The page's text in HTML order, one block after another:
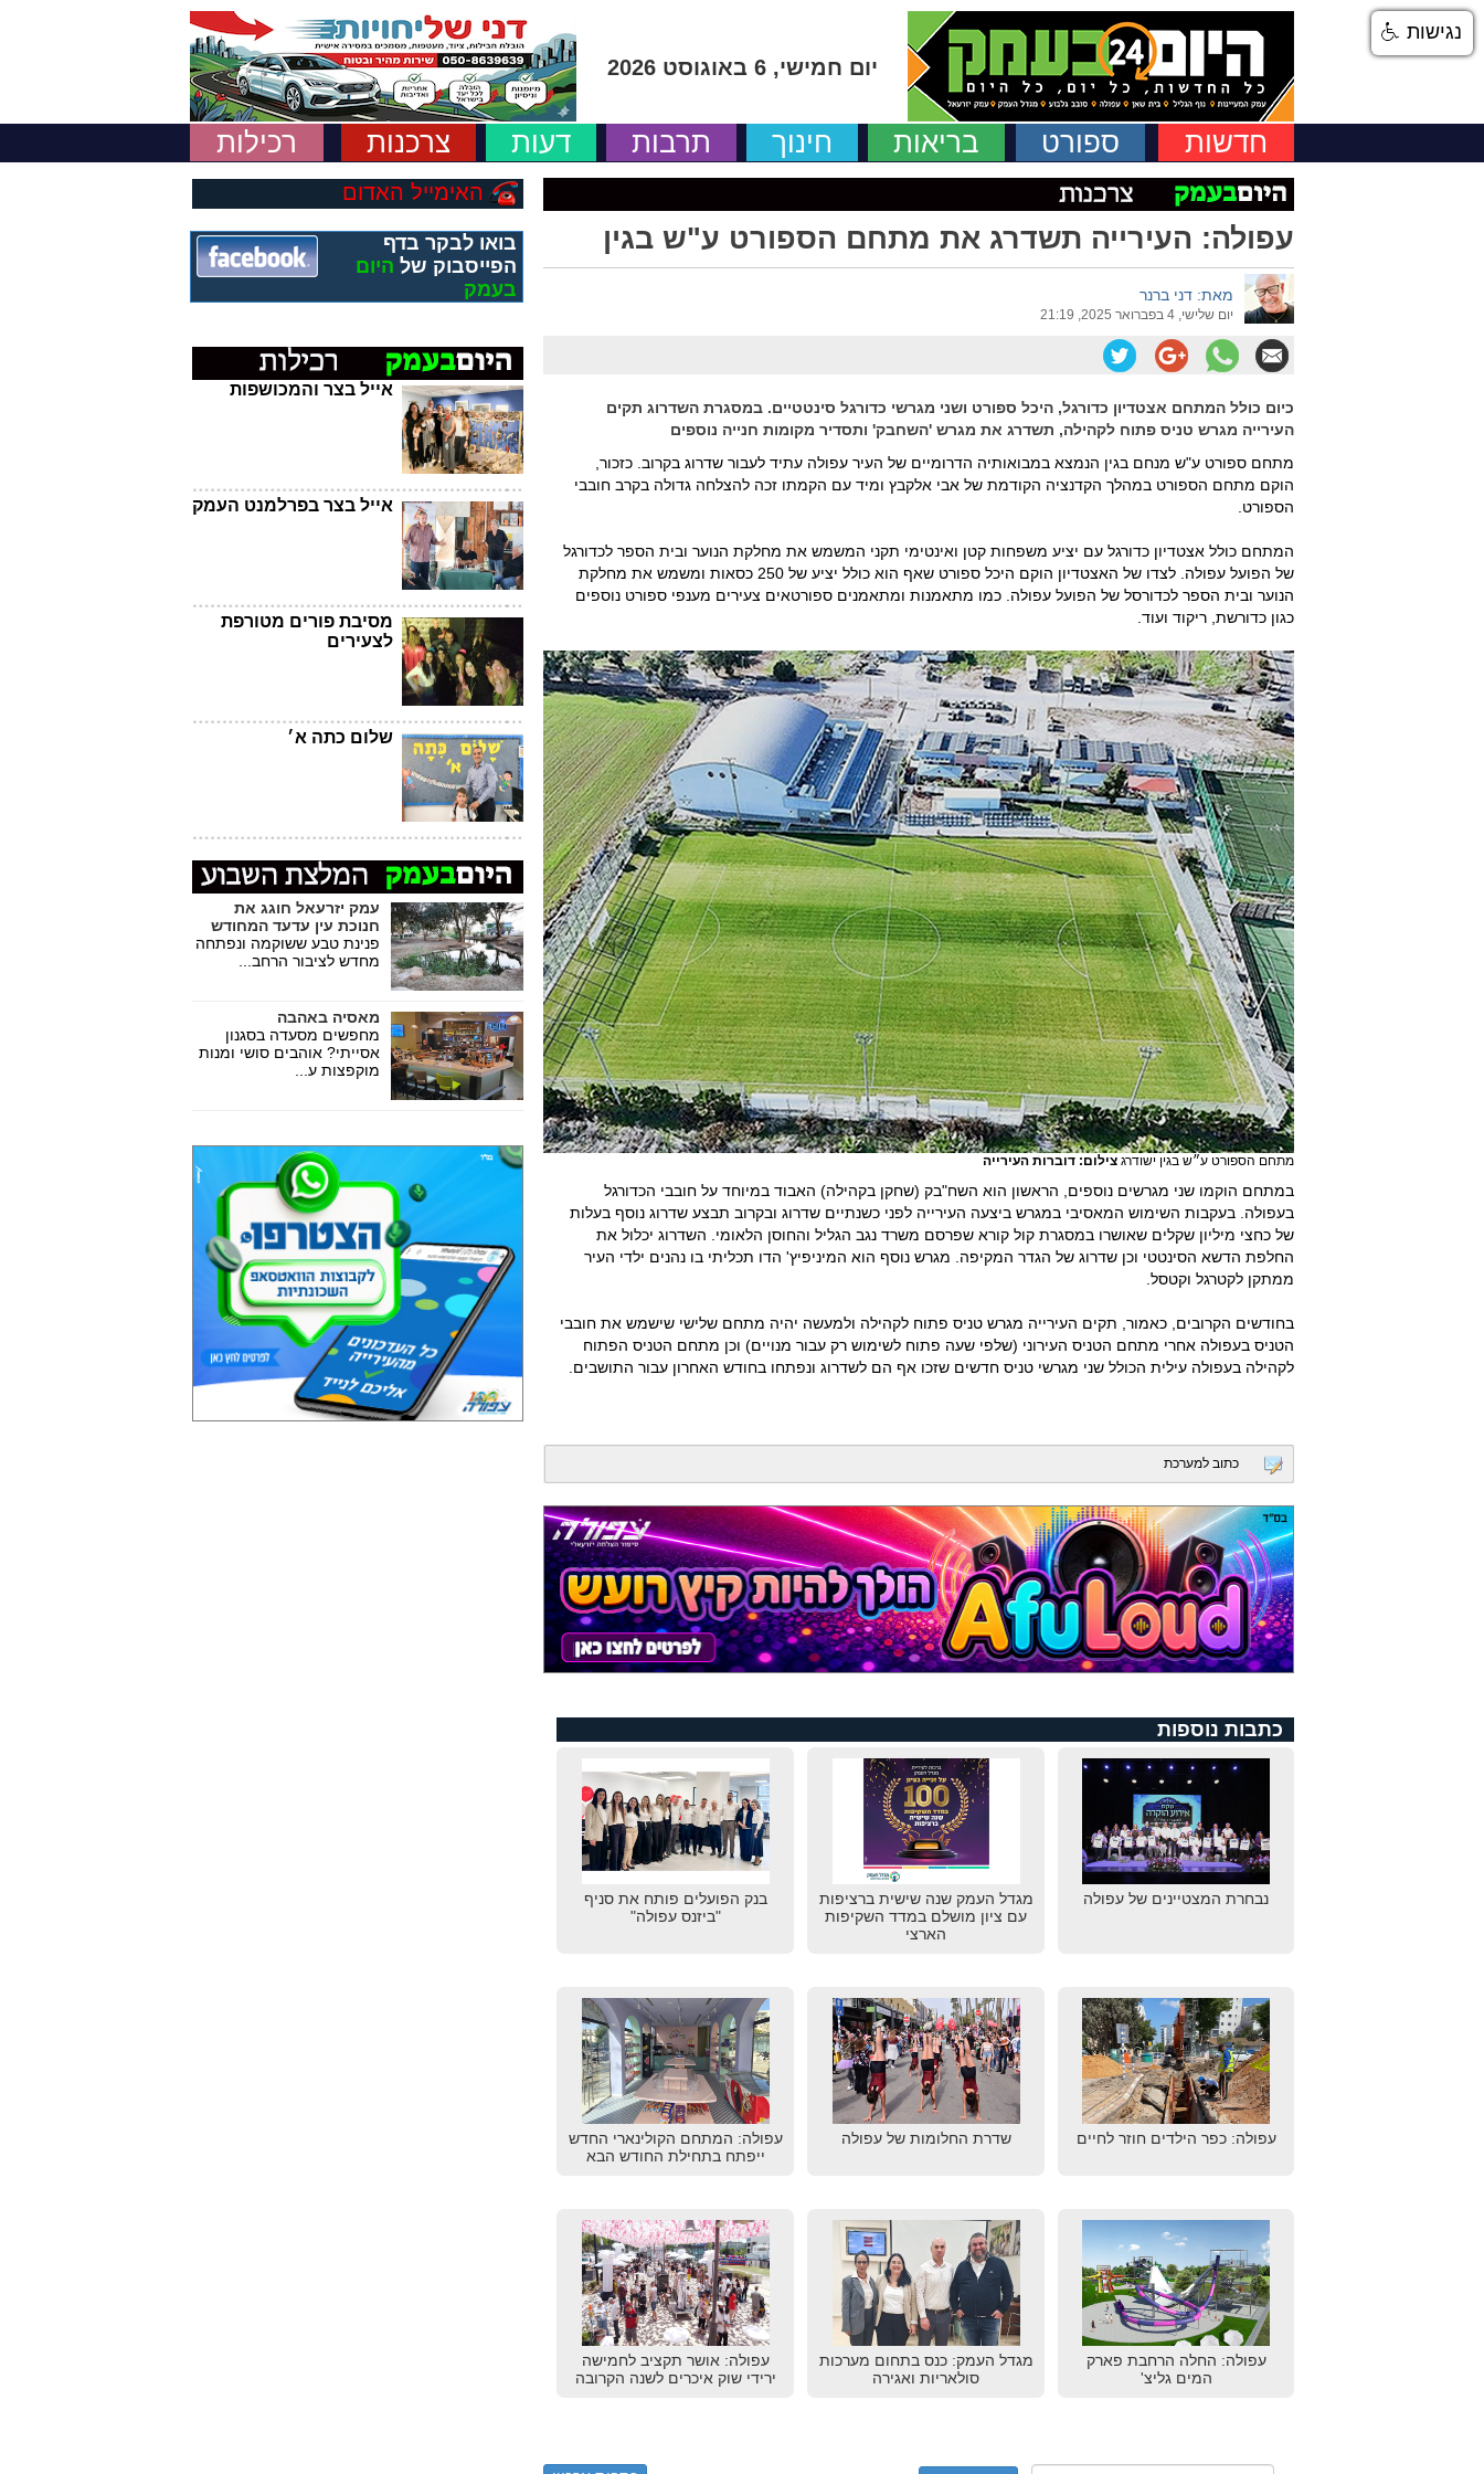
יום חמישי, 6 באוגוסט 2026
חדשות ספורט בריאות חינוך תרבות דעות צרכנות רכילות
עפולה: העירייה תשדרג את מתחם הספורט ע"ש בגין
מאת: דני ברנר
יום שלישי, 4 בפברואר 2025, 21:19
כיום כולל המתחם אצטדיון כדורגל, היכל ספורט ושני מגרשי כדורגל סינטטיים. במסגרת השדרוג תקים
העירייה מגרש טניס פתוח לקהילה, תשדרג את מגרש 'השחבק' ותסדיר מקומות חנייה נוספים
מתחם ספורט ע"ש מנחם בגין הנמצא במבואותיה הדרומיים של העיר עפולה עתיד לעבור שדרוג בקרוב. כזכור,
הוקם מתחם הספורט במהלך הקדנציה הקודמת של אבי אלקבץ ומיד עם הקמתו זכה להצלחה גדולה בקרב חובבי
הספורט.
המתחם כולל אצטדיון כדורגל עם יציע משפחות קטן ואינטימי תקני המשמש את מחלקת הנוער ובית הספר לכדורגל
של הפועל עפולה. לצדו של האצטדיון הוקם היכל ספורט שאף הוא כולל יציע של 250 כסאות ומשמש את מחלקת
הנוער ובית הספר לכדורסל של הפועל עפולה. כמו מתאמנות ומתאמנים ספורטאים צעירים מענפי ספורט נוספים
כגון כדורשת, ריקוד ועוד.
מתחם הספורט ע״ש בגין ישודרג צילום: דוברות העירייה
במתחם הוקמו שני מגרשים נוספים, הראשון הוא השח"בק (שחקן בקהילה) האבוד במיוחד על חובבי הכדורגל
בעפולה. בעקבות השימוש המאסיבי במגרש ביצעה העירייה לפני כשנתיים שדרוג ובקרוב תבצע שדרוג נוסף בעלות
של כחצי מיליון שקלים שאושרו במסגרת קול קורא שפרסם משרד נגב הגליל והחוסן הלאומי. השדרוג יכלול את
החלפת הדשא הסינטטי וכן שדרוג של הגדר המקיפה. מגרש נוסף הוא המיניפיץ' הדו תכליתי בו נהנים ילדי העיר
ממתקן לקטרגל וקטסל.
בחודשים הקרובים, כאמור, תקים העירייה מגרש טניס פתוח לקהילה ולמעשה יהיה מתחם שלישי שישמש את חובבי
הטניס בעפולה אחרי מתחם הטניס העירוני (שלפי שעה פתוח לשימוש רק עבור מנויים) וכן מתחם הטניס הפתוח
לקהילה בעפולה עילית הכולל שני מגרשי טניס חדשים שזכו אף הם לשדרוג ונפתחו בחודש האחרון עבור התושבים.
כתוב למערכת
כתבות נוספות
נבחרת המצטיינים של עפולה
מגדל העמק שנה שישית ברציפות
עם ציון מושלם במדד השקיפות
הארצי
בנק הפועלים פותח את סניף
"ביזנס עפולה"
עפולה: כפר הילדים חוזר לחיים שדרת החלומות של עפולה
עפולה: המתחם הקולינארי החדש
ייפתח בתחילת החודש הבא
עפולה: החלה הרחבת פארק
המים גליצ'
מגדל העמק: כנס בתחום מערכות
סולאריות ואגירה
עפולה: אושר תקציב לחמישה
ירידי שוק איכרים לשנה הקרובה
האימייל האדום
בואו לבקר בדף
הפייסבוק של היום
בעמק
אייל בצר והמכושפות
אייל בצר בפרלמנט העמק
מסיבת פורים מטורפת
לצעירים
שלום כתה א׳
עמק יזרעאל חוגג את
חנוכת עין עדעד המחודש
פנינת טבע ששוקמה ונפתחה
מחדש לציבור הרחב...
מאסיה באהבה
מחפשים מסעדה בסגנון
אסייתי? אוהבים סושי ומנות
מוקפצות ע...
נגישות